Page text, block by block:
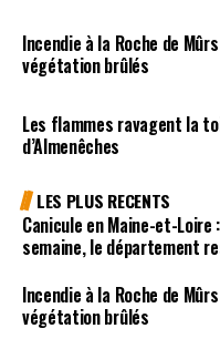
Incendie à la Roche de
végétation brûlés
Les flammes ravagent la
d’Almenêches
LES PLUS RECENTS
Canicule en Maine-et-
semaine, le département
Incendie à la Roche de
végétation brûlés